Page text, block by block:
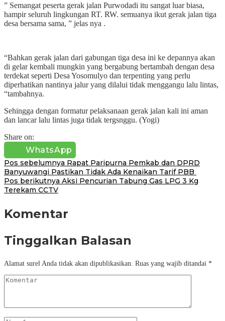
” Semangat peserta gerak jalan Purwodadi itu sangat luar biasa,
hampir seluruh lingkungan RT. RW. semuanya ikut gerak jalan tiga
desa bersama sama, ” jelas nya .
“Bahkan gerak jalan dari gabungan tiga desa ini ke depannya akan
di gelar kembali mungkin yang bergabung bertambah dengan desa
terdekat seperti Desa Yosomulyo dan terpenting yang perlu
diperhatikan nantinya jalur yang dilalui tidak menggangu lalu lintas,
“tambahnya.
Sehingga dengan formatur pelaksanaan gerak jalan kali ini aman
dan lancar lalu lintas juga tidak tergsnggu. (Yogi)
Share on:
WhatsApp
Navigasi
pos
Pos sebelumnya Rapat Paripurna Pemkab dan DPRD
Banyuwangi Pastikan Tidak Ada Kenaikan Tarif PBB
Pos berikutnya Aksi Pencurian Tabung Gas LPG 3 Kg
Terekam CCTV
Komentar
Tinggalkan Balasan
Alamat surel Anda tidak akan dipublikasikan. Ruas yang wajib ditandai *